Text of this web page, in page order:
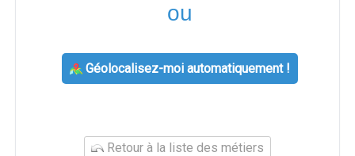
ou
Géolocalisez-moi automatiquement !
Retour à la liste des métiers